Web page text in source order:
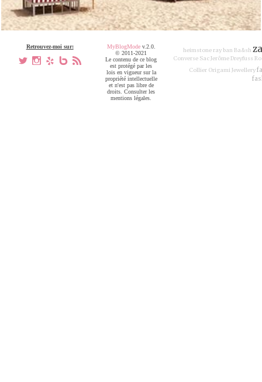
Retrouvez-moi sur:
a x h V ,
heimstoneray ban Ba&sh
Converse Sac Jerôme Dreyfuss
Collier Origami Jewellery
MyBlogModev.2.0.
© 2011-2021
Le contenu de ce blog
est protégé par les
lois en vigueur sur la
propriété intellectuelle
et n'est pas libre de
droits. Consulter les
mentions légales.